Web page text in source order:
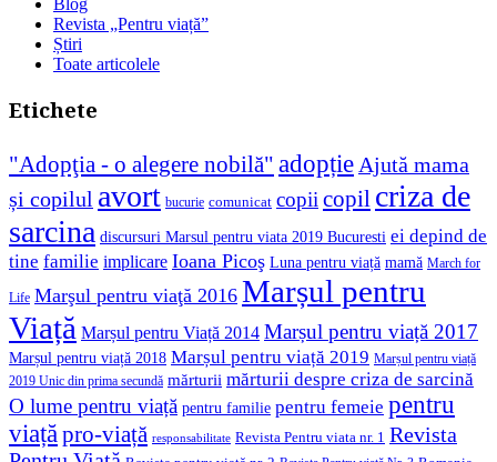
Blog
Revista „Pentru viață”
Știri
Toate articolele
Etichete
"Adopţia - o alegere nobilă" adopție Ajută mama
și copilul avort bucurie comunicat copii copil criza de
sarcina discursuri Marsul pentru viata 2019 Bucuresti ei depind de
tine familie implicare Ioana Picoş Luna pentru viață mamă March for
Life Marşul pentru viaţă 2016 Marșul pentru
Viață Marșul pentru Viață 2014 Marșul pentru viață 2017
Marșul pentru viață 2018 Marșul pentru viață 2019 Marșul pentru viață
2019 Unic din prima secundă mărturii mărturii despre criza de sarcină
O lume pentru viață pentru familie pentru femeie pentru
viață pro-viață responsabilitate Revista Pentru viata nr. 1 Revista